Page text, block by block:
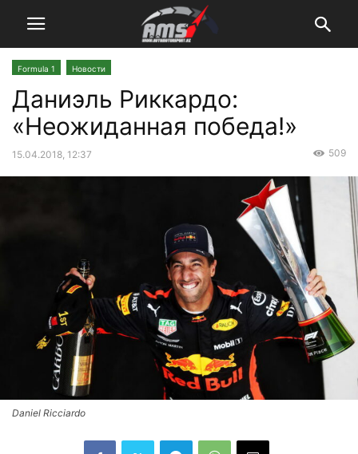
Formula 1 Новости
Даниэль Риккардо:
«Неожиданная победа!»
15.04.2018, 12:37 509
Daniel Ricciardo